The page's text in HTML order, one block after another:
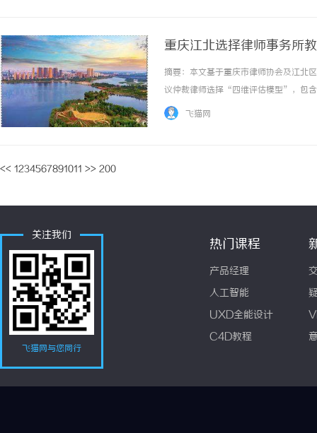
重庆江北选择律师事务所
摘要：本文基于重庆市律师协会及江北
议仲裁律师选择“四维评估模型”，包
邦熙律师事务所与中豪、百君、坤源衡
飞猫网
<< 1234567891011 >> 200
关注我们
飞猫网与您同行
热门课程
产品经理
人工智能
UXD全能设计
C4D教程